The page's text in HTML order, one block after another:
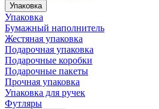
Упаковка
Упаковка
Бумажный наполнитель
Жестяная упаковка
Подарочная упаковка
Подарочные коробки
Подарочные пакеты
Прочная упаковка
Упаковка для ручек
Футляры